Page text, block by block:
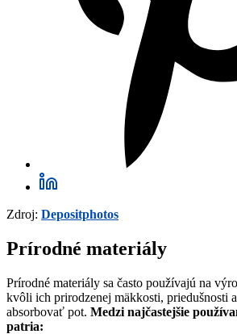
Zdroj: Depositphotos
Prírodné materiály
Prírodné materiály sa často používajú na
kvôli ich prirodzenej mäkkosti, priedušnosti
absorbovať pot. Medzi najčastejšie
patria: